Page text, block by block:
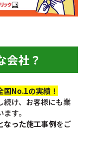
会社？
国No.1の実績！
続け、お客様にも業
す。
なった施工事例をご